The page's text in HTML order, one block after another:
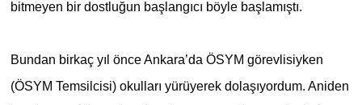
bitmeyen bir dostluğun başlangıcı böyle başlamıştı.
Bundan birkaç yıl önce Ankara’da ÖSYM görevlisiyken
(ÖSYM Temsilcisi) okulları yürüyerek dolaşıyordum. Aniden